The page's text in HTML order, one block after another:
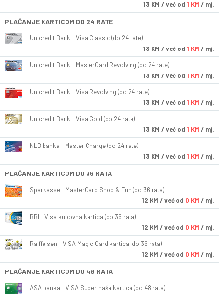
13 KM / već od 1 KM / mj.
PLAĆANJE KARTICOM DO 24 RATE
Unicredit Bank - Visa Classic (do 24 rate)
13 KM / već od 1 KM / mj.
Unicredit Bank - MasterCard Revolving (do 24 rate)
13 KM / već od 1 KM / mj.
Unicredit Bank - Visa Revolving (do 24 rate)
13 KM / već od 1 KM / mj.
Unicredit Bank - Visa Gold (do 24 rate)
13 KM / već od 1 KM / mj.
NLB banka - Master Charge (do 24 rate)
13 KM / već od 1 KM / mj.
PLAĆANJE KARTICOM DO 36 RATA
Sparkasse - MasterCard Shop & Fun (do 36 rata)
12 KM / već od 0 KM / mj.
BBI - Visa kupovna kartica (do 36 rata)
12 KM / već od 0 KM / mj.
Raiffeisen - VISA Magic Card kartica (do 36 rata)
12 KM / već od 0 KM / mj.
PLAĆANJE KARTICOM DO 48 RATA
ASA banka - VISA Super naša kartica (do 48 rata)